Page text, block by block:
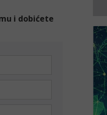
i dobićete